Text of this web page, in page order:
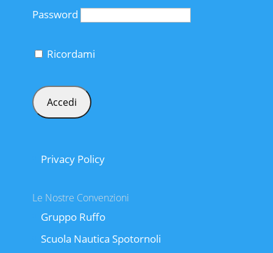
Password
Ricordami
Privacy Policy
Le Nostre Convenzioni
Gruppo Ruffo
Scuola Nautica Spotornoli